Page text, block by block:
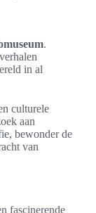
.
in al
culturele
aan
bewonder de
van
fascinerende